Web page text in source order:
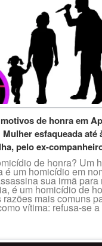
de honra em
esfaqueada até
pelo ex-
de honra? Um
é um homicídio em
sua irmã para
é um homicídio de
razões mais comuns
vítima: refusa-se